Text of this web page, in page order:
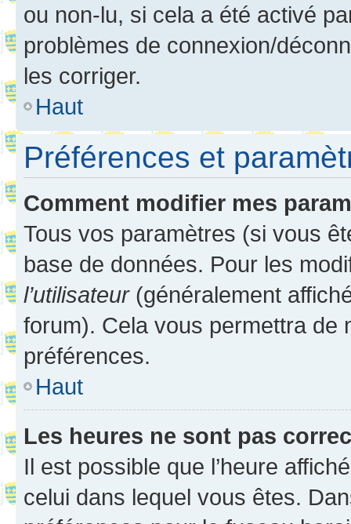
ou non-lu, si cela a été activé
problèmes de connexion/
les corriger.
Haut
Préférences et
Comment modifier mes
Tous vos paramètres (si vous
base de données. Pour les
l’utilisateur(généralement
forum). Cela vous permettra de
préférences.
Haut
Les heures ne sont pas
Il est possible que l’heure
celui dans lequel vous êtes.